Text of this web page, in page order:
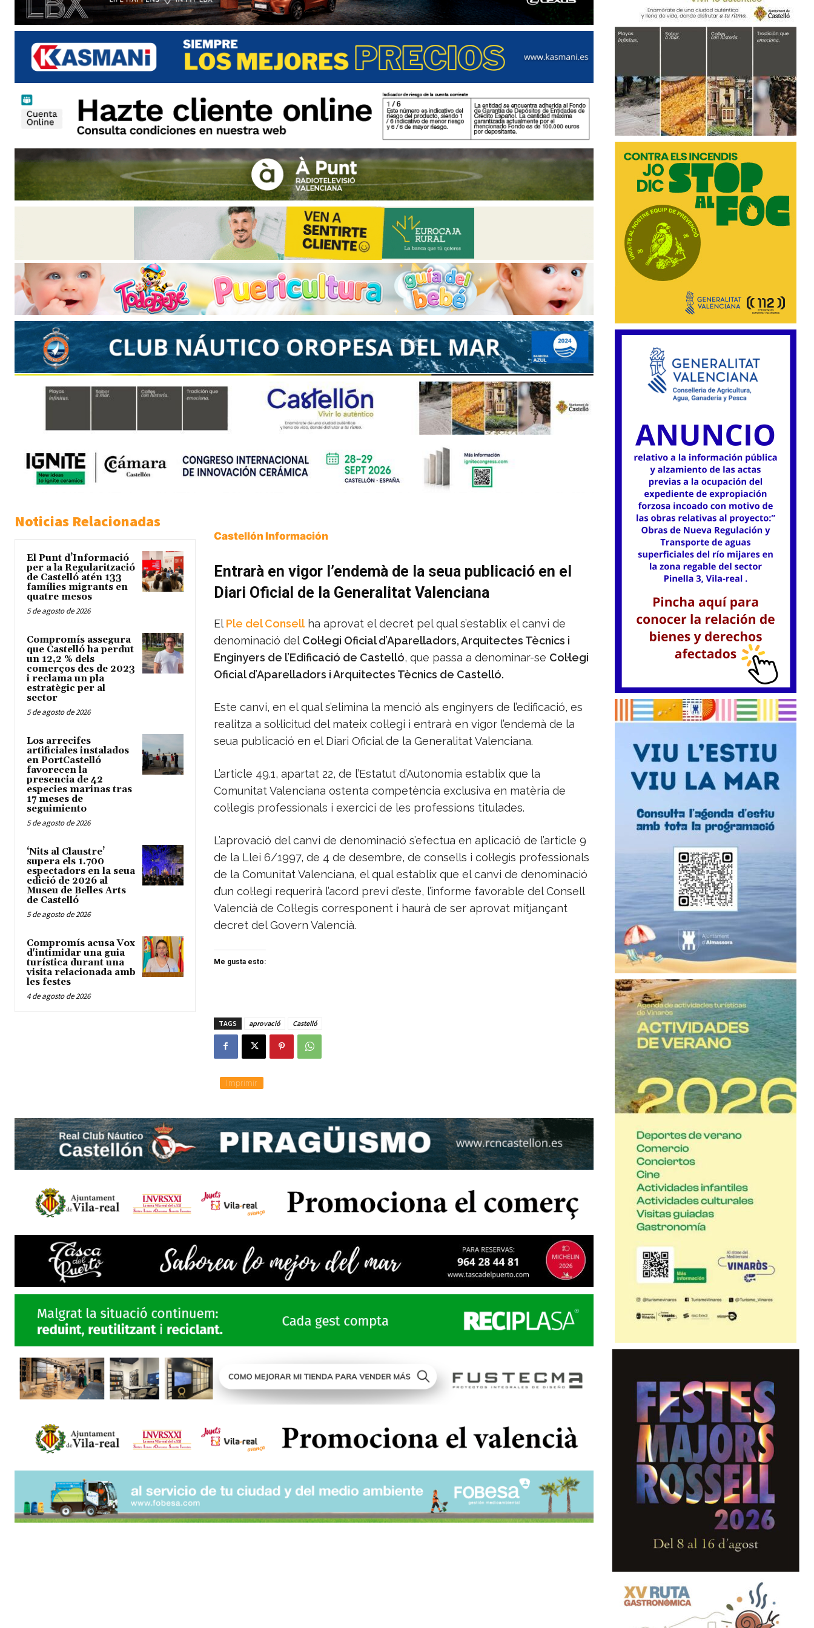
Noticias Relacionadas
El Punt d’Informació
per a la Regularització
de Castelló atén 133
famílies migrants en
quatre mesos
5 de agosto de 2026
Compromís assegura
que Castelló ha perdut
un 12,2 % dels
comerços des de 2023
i reclama un pla
estratègic per al
sector
5 de agosto de 2026
Los arrecifes
artificiales instalados
en PortCastelló
favorecen la
presencia de 42
especies marinas tras
17 meses de
seguimiento
5 de agosto de 2026
‘Nits al Claustre’
supera els 1.700
espectadors en la seua
edició de 2026 al
Museu de Belles Arts
de Castelló
5 de agosto de 2026
Compromís acusa Vox
d'intimidar una guia
turística durant una
visita relacionada amb
les festes
4 de agosto de 2026
Castellón Información
Entrarà en vigor l’endemà de la seua publicació en el
Diari Oficial de la Generalitat Valenciana
El Ple del Consell ha aprovat el decret pel qual s’establix el canvi de
denominació del Col·legi Oficial d’Aparelladors, Arquitectes Tècnics i
Enginyers de l’Edificació de Castelló, que passa a denominar-se Col·legi
Oficial d’Aparelladors i Arquitectes Tècnics de Castelló.
Este canvi, en el qual s’elimina la menció als enginyers de l’edificació, es
realitza a sol·licitud del mateix col·legi i entrarà en vigor l’endemà de la
seua publicació en el Diari Oficial de la Generalitat Valenciana.
L’article 49.1, apartat 22, de l’Estatut d’Autonomia establix que la
Comunitat Valenciana ostenta competència exclusiva en matèria de
col·legis professionals i exercici de les professions titulades.
L’aprovació del canvi de denominació s’efectua en aplicació de l’article 9
de la Llei 6/1997, de 4 de desembre, de consells i col·legis professionals
de la Comunitat Valenciana, el qual establix que el canvi de denominació
d’un col·legi requerirà l’acord previ d’este, l’informe favorable del Consell
Valencià de Col·legis corresponent i haurà de ser aprovat mitjançant
decret del Govern Valencià.
Me gusta esto:
TAGS aprovació Castelló
Imprimir